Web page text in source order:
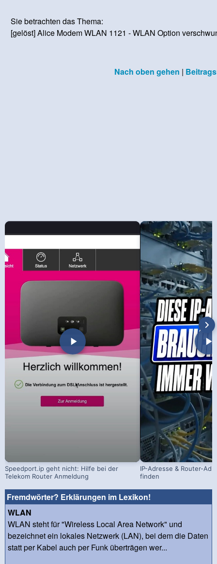
Sie betrachten das Thema:
[gelöst] Alice Modem WLAN 1121 - WLAN Option
Nach oben gehen |
Speedport.ip geht nicht: Hilfe bei der
Telekom Router Anmeldung
IP-Adresse & Router-
finden
Fremdwörter? Erklärungen im Lexikon!
WLAN
WLAN steht für "Wireless Local Area Network" und
bezeichnet ein lokales Netzwerk (LAN), bei dem die Daten
statt per Kabel auch per Funk überträgen wer...